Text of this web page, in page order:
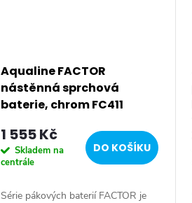
Aqualine FACTOR
nástěnná sprchová
baterie, chrom FC411
1 555 Kč
Skladem na
centrále
DO KOŠÍKU
Série pákových baterií FACTOR je